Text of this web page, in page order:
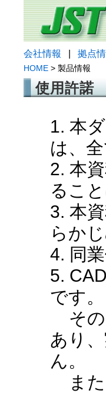
会社情報 拠点
HOME > 製品情報
使用許諾
1. 本
は、
2. 本
るこ
3. 本
らか
4. 同
5.
です。
その
あり
ん。
また